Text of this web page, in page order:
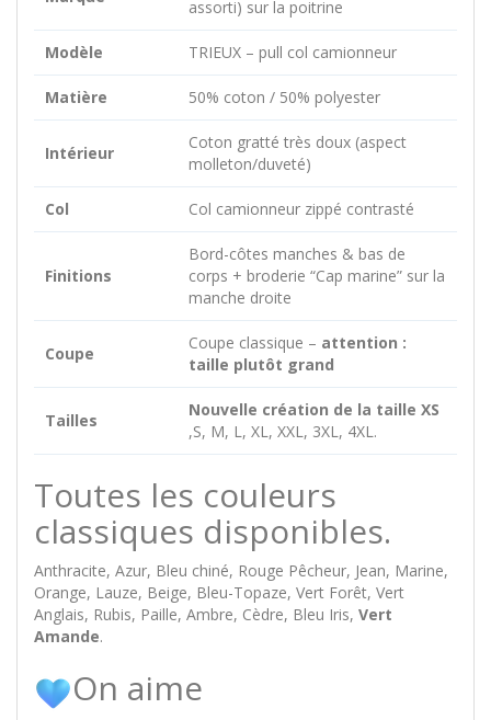
assorti) sur la poitrine
Modèle TRIEUX – pull col camionneur
Matière 50% coton / 50% polyester
Intérieur
Coton gratté très doux (aspect
molleton/duveté)
Col Col camionneur zippé contrasté
Finitions
Bord-côtes manches & bas de
corps + broderie “Cap marine” sur la
manche droite
Coupe
Coupe classique – attention :
taille plutôt grand
Tailles
Nouvelle création de la taille XS
,S, M, L, XL, XXL, 3XL, 4XL.
Toutes les couleurs
classiques disponibles.
Anthracite, Azur, Bleu chiné, Rouge Pêcheur, Jean, Marine,
Orange, Lauze, Beige, Bleu-Topaze, Vert Forêt, Vert
Anglais, Rubis, Paille, Ambre, Cèdre, Bleu Iris, Vert
Amande.
On aime